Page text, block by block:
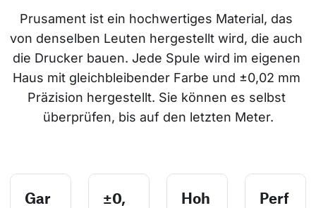
Prusament ist ein hochwertiges Material, das
von denselben Leuten hergestellt wird, die auch
die Drucker bauen. Jede Spule wird im eigenen
Haus mit gleichbleibender Farbe und ±0,02 mm
Präzision hergestellt. Sie können es selbst
überprüfen, bis auf den letzten Meter.
Gar
±0,
Hoh
Perf